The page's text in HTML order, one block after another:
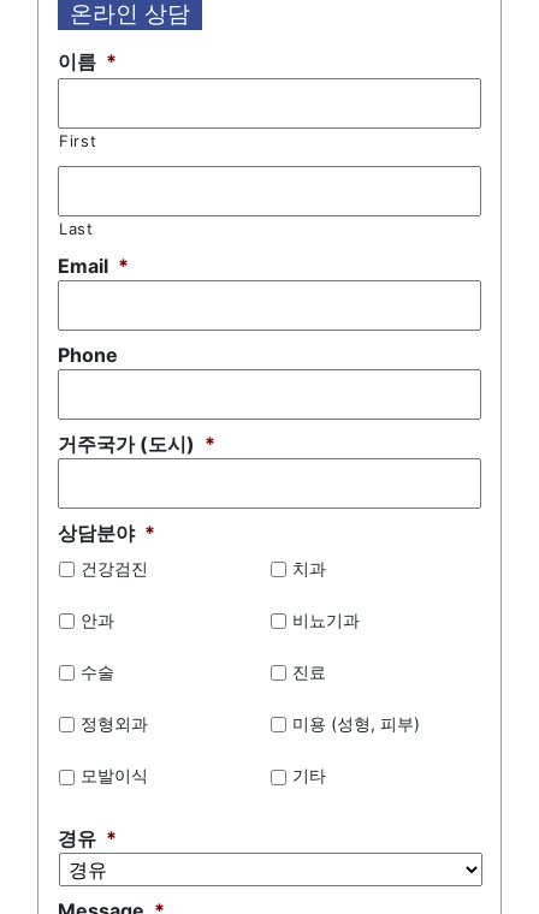
온라인 상담
이름 *
First
Last
Email *
Phone
거주국가 (도시) *
상담분야 *
건강검진 치과
안과 비뇨기과
수술 진료
정형외과 미용 (성형, 피부)
모발이식 기타
경유 *